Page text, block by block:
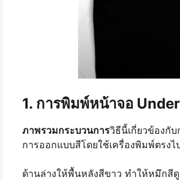
1. การพิมพ์หน้าจอ
ภาพรวมกระบวนการวิธีนี้เกี่ยวข้องกั
การออกแบบสีโดยใช้เครื่องพิมพ์ตรงไ
ด้านล่างให้พื้นหลังสีขาว ทําให้หมึกสี